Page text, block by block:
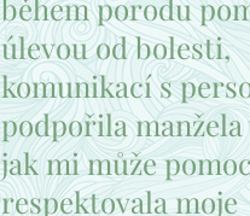
během porodu
úlevou od bolesti,
komunikací s
podpořila manžela
jak mi může
respektovala moje